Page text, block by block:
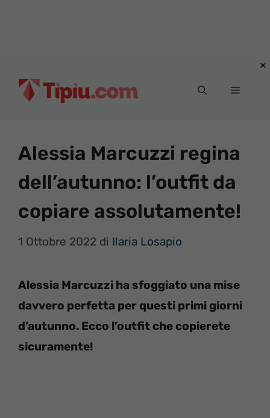
Menu
Alessia Marcuzzi regina
dell’autunno: l’outfit da
copiare assolutamente!
1 Ottobre 2022 di Ilaria Losapio
Alessia Marcuzzi ha sfoggiato una mise
davvero perfetta per questi primi giorni
d’autunno. Ecco l’outfit che copierete
sicuramente!